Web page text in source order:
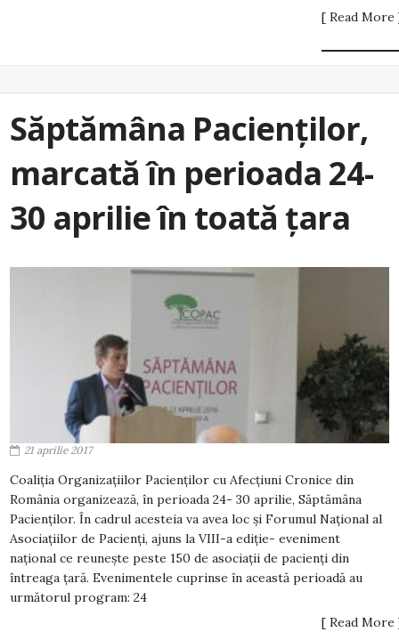
[ Read More
Săptămâna Pacienților,
marcată în perioada 24-
30 aprilie în toată țara
21 aprilie 2017
Coaliția Organizațiilor Pacienților cu Afecțiuni Cronice din
România organizează, în perioada 24- 30 aprilie, Săptămâna
Pacienților. În cadrul acesteia va avea loc și Forumul Național al
Asociațiilor de Pacienți, ajuns la VIII-a ediție- eveniment
național ce reunește peste 150 de asociații de pacienți din
întreaga țară. Evenimentele cuprinse în această perioadă au
următorul program: 24
[ Read More